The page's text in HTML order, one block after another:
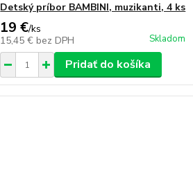
Detský príbor BAMBINI, muzikanti, 4 ks
19 €/ks
15,45 € bez DPH Skladom
Pridať do košíka